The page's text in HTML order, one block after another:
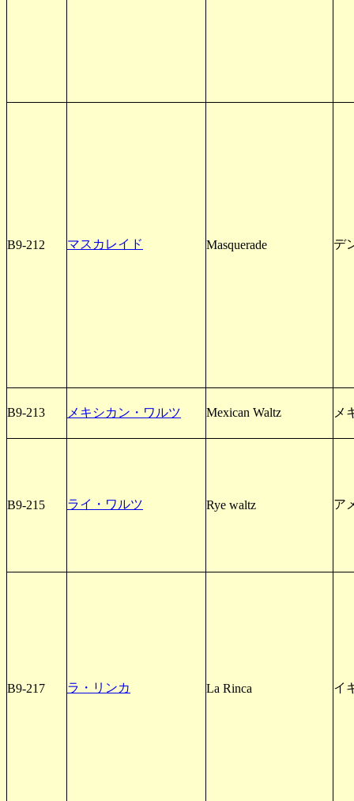
B9-212 マスカレイド Masquerade デ
B9-213 メキシカン・ワルツ Mexican Waltz メ
B9-215 ライ・ワルツ Rye waltz ア
B9-217 ラ・リンカ La Rinca イ